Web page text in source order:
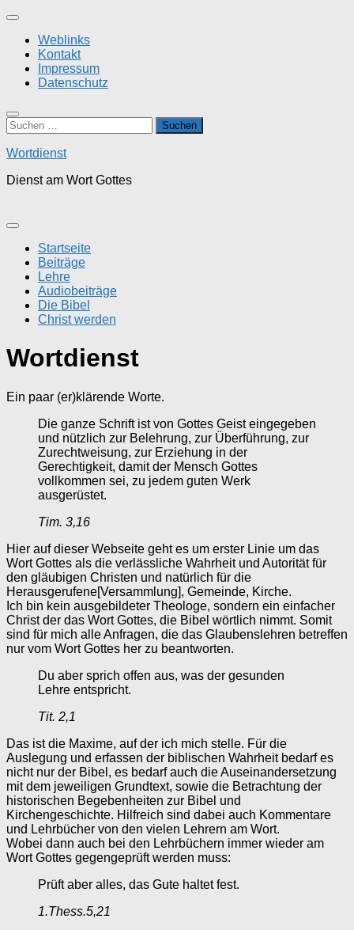
Zum
springenWeblinks
Kontakt
Impressum
Datenschutz
Suchen
nach:
Wortdienst
Dienst am Wort Gottes
Startseite
Beiträge
Lehre
Audiobeiträge
Die Bibel
Christ werden
Wortdienst
Ein paar (er)klärende Worte.
Die ganze Schrift ist von Gottes Geist eingegeben
und nützlich zur Belehrung, zur Überführung, zur
Zurechtweisung, zur Erziehung in der
Gerechtigkeit, damit der Mensch Gottes
vollkommen sei, zu jedem guten Werk
ausgerüstet.
Tim. 3,16
Hier auf dieser Webseite geht es um erster Linie um das
Wort Gottes als die verlässliche Wahrheit und Autorität für
den gläubigen Christen und natürlich für die
Herausgerufene[Versammlung], Gemeinde, Kirche.
Ich bin kein ausgebildeter Theologe, sondern ein einfacher
Christ der das Wort Gottes, die Bibel wörtlich nimmt. Somit
sind für mich alle Anfragen, die das Glaubenslehren betreffen
nur vom Wort Gottes her zu beantworten.
Du aber sprich offen aus, was der gesunden
Lehre entspricht.
Tit. 2,1
Das ist die Maxime, auf der ich mich stelle. Für die
Auslegung und erfassen der biblischen Wahrheit bedarf es
nicht nur der Bibel, es bedarf auch die Auseinandersetzung
mit dem jeweiligen Grundtext, sowie die Betrachtung der
historischen Begebenheiten zur Bibel und
Kirchengeschichte. Hilfreich sind dabei auch Kommentare
und Lehrbücher von den vielen Lehrern am Wort.
Wobei dann auch bei den Lehrbüchern immer wieder am
Wort Gottes gegengeprüft werden muss:
Prüft aber alles, das Gute haltet fest.
1.Thess.5,21